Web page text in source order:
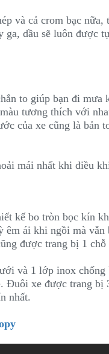
và cả crom bạc
ga, dầu sẽ luôn được
to giúp bạn đi mưa
tương thích với
của xe cũng là bản
mái nhất khi điều
kế bo tròn bọc kín
êm ái khi ngồi mà
được trang bị 1 chỗ
và 1 lớp inox
Đuôi xe được trang bị
nhất.